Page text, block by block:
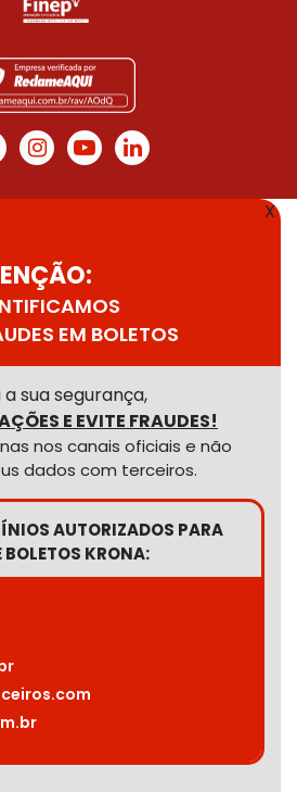
X
EM BOLETOS
sua segurança,
E EVITE FRAUDES!
nos canais oficiais e não
dados com terceiros.
AUTORIZADOS PARA
BOLETOS KRONA: